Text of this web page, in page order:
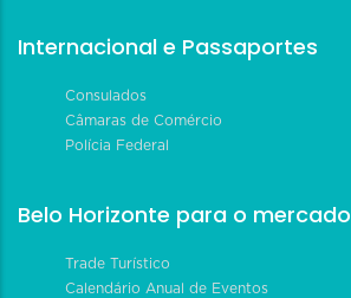
Internacional e Passaportes
Consulados
Câmaras de Comércio
Polícia Federal
Belo Horizonte para o mercado
Trade Turístico
Calendário Anual de Eventos